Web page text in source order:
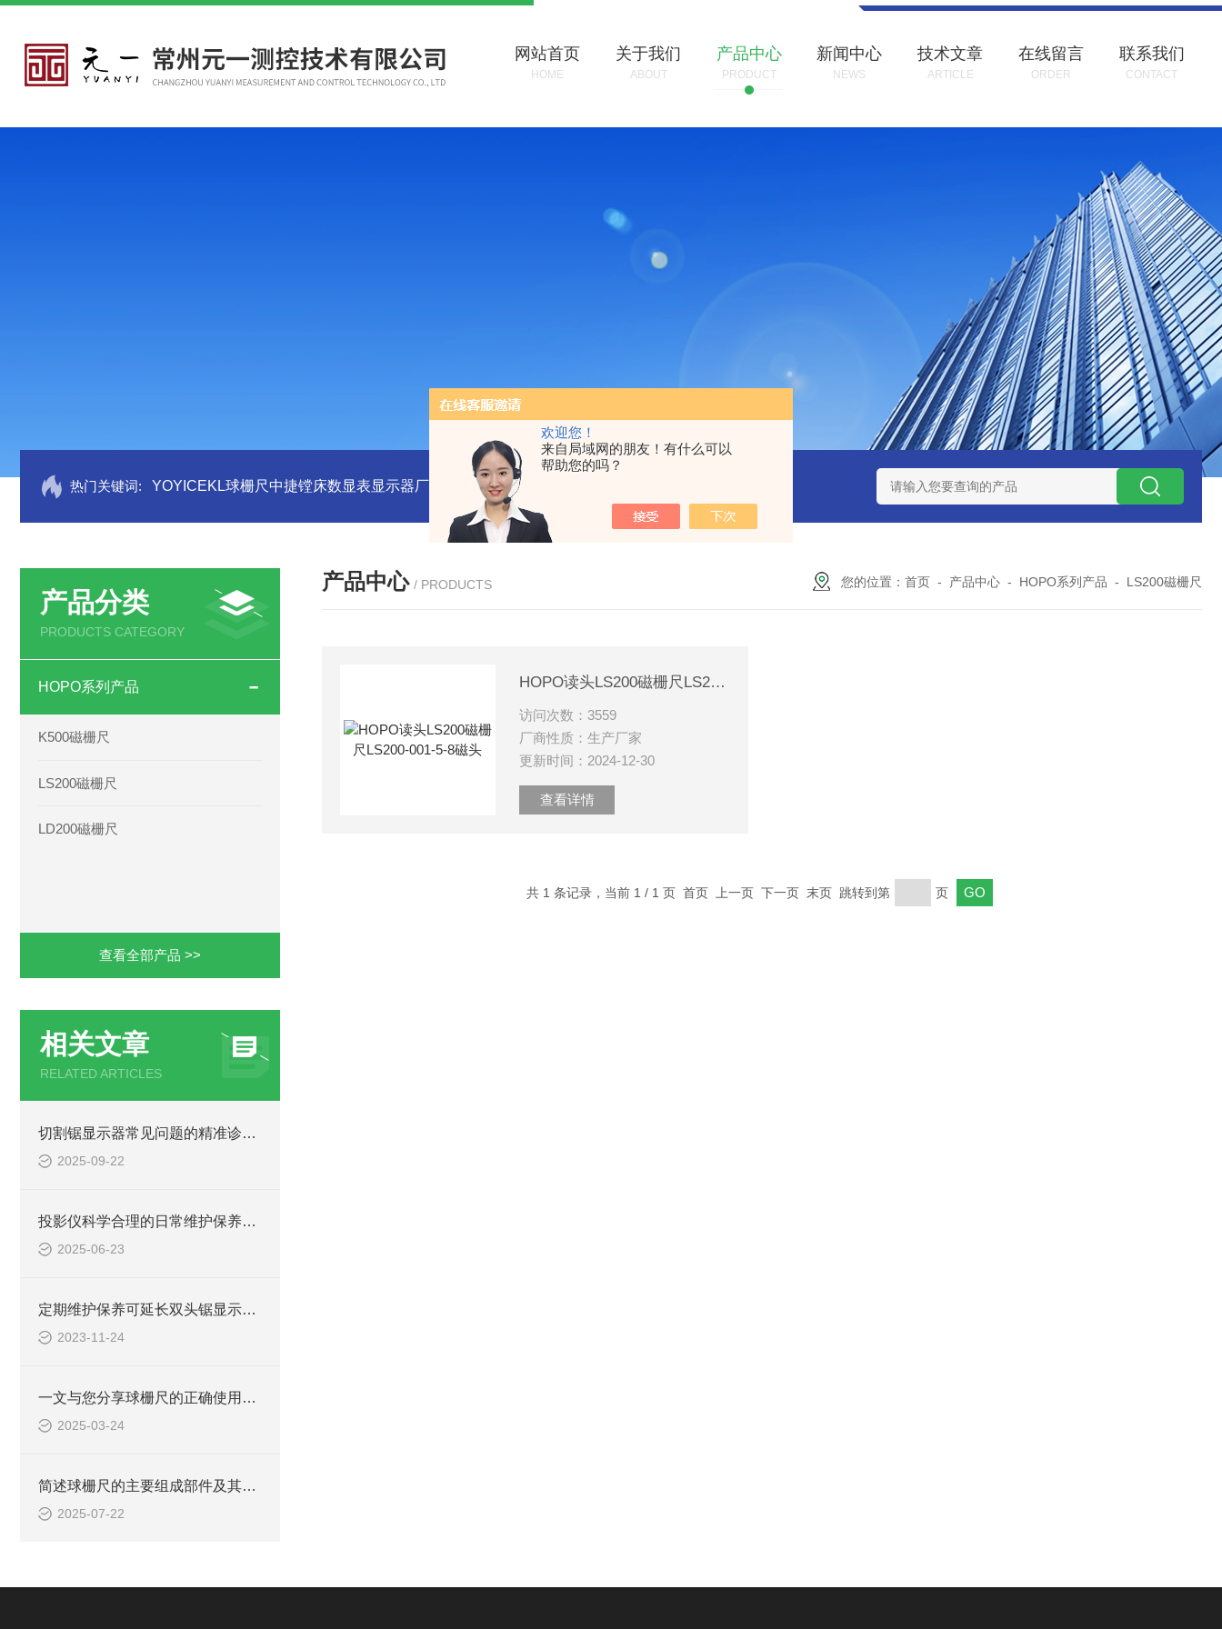
欢迎您！
来自局域网的朋友！有什么可以
帮助您的吗？
网站首页
HOME
关于我们
ABOUT
产品中心
PRODUCT
新闻中心
NEWS
技术文章
ARTICLE
在线留言
ORDER
联系我们
CONTACT
热门关键词: YOYICEKL球栅尺中捷镗床数显表显示器厂家 RENYWELL球栅尺厂家YOYICK读头B50数显表 OYI直线电机磁栅尺磁头元一高精度传感器 直线电机磁头高精度读
产品分类
PRODUCTS CATEGORY
HOPO系列产品
K500磁栅尺
LS200磁栅尺
LD200磁栅尺
查看全部产品 >>
相关文章
RELATED ARTICLES
切割锯显示器常见问题的精准诊断与快速解决方法分享
2025-09-22
投影仪科学合理的日常维护保养方法分享
2025-06-23
定期维护保养可延长双头锯显示器的使用寿命
2023-11-24
一文与您分享球栅尺的正确使用步骤
2025-03-24
简述球栅尺的主要组成部件及其功能特点
2025-07-22
产品中心 / PRODUCTS 您的位置： 首页 - 产品中心 - HOPO系列产品 - LS200磁栅尺
HOPO读头LS200磁栅尺LS200-001-5-8磁头
访问次数：3559
厂商性质：生产厂家
更新时间：2024-12-30
查看详情
共 1 条记录，当前 1 / 1 页 首页 上一页 下一页 末页 跳转到第 页